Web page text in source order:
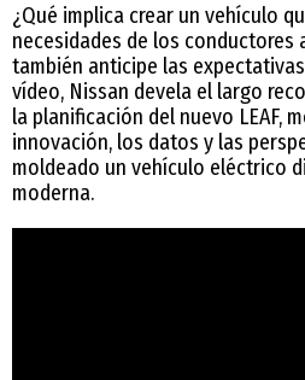
¿Qué implica crear un vehículo
necesidades de los conductores
también anticipe las
vídeo, Nissan devela el largo
la planificación del nuevo LEAF,
innovación, los datos y las
moldeado un vehículo eléctrico
moderna.